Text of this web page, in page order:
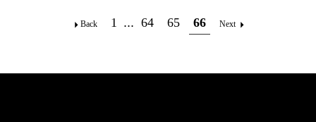
Back 1 ... 64 65 66 Next